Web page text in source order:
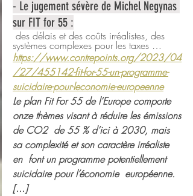
- Le jugement sévère de Michel Negynas
sur FIT for 55 :
systèmes complexes pour les taxes …
https://www.contrepoints.org/2023/04
/27/455142-fit-for-55-un-programme-
suicidaire-pour-leconomie-europeenne
Le plan Fit For 55 de l’Europe comporte
onze thèmes visant à réduire les émissions
de CO2  de 55 % d’ici à 2030, mais
sa complexité et son caractère irréaliste
en  font un programme potentiellement
suicidaire pour l’économie  européenne.
[...]